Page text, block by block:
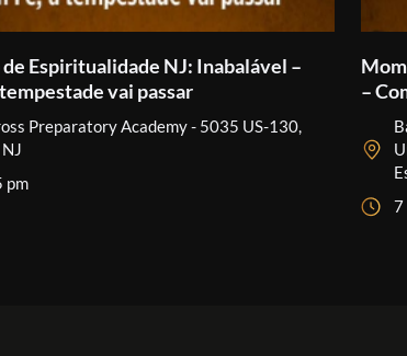
Espiritualidade NJ: Inabalável –
vai passar
Preparatory Academy - 5035 US-130,
pm
–
7